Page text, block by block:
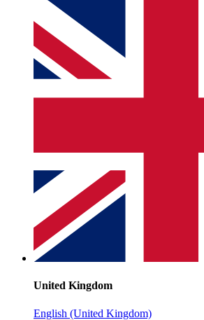
United Kingdom
English (United Kingdom)